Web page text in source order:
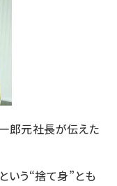
郎元社長が伝えた
いう“捨て身”とも